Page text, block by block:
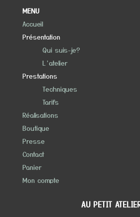
MENU
Accueil
Présentation
Qui suis-je?
L’atelier
Prestations
Techniques
Tarifs
Réalisations
Boutique
Presse
Contact
Panier
Mon compte
AU PETIT